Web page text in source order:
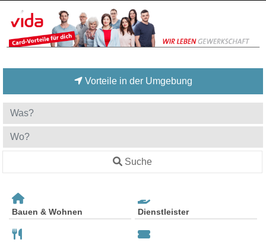
Vorteile in der Umgebung
Suche
Bauen & Wohnen Dienstleister